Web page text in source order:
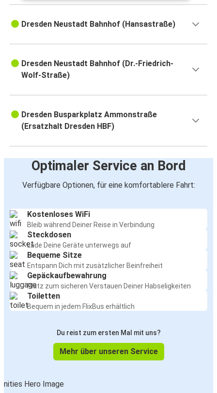
Dresden Neustadt Bahnhof (Hansastraße)
Dresden Neustadt Bahnhof (Dr.-Friedrich-
Wolf-Straße)
Dresden Busparkplatz Ammonstraße
(Ersatzhalt Dresden HBF)
Optimaler Service an Bord
Verfügbare Optionen, für eine komfortablere Fahrt:
Kostenloses WiFi
Bleib während Deiner Reise in Verbindung
Steckdosen
Lade Deine Geräte unterwegs auf
Bequeme Sitze
Entspann Dich mit zusätzlicher Beinfreiheit
Gepäckaufbewahrung
Platz zum sicheren Verstauen Deiner Habseligkeiten
Toiletten
Bequem in jedem FlixBus erhältlich
Du reist zum ersten Mal mit uns?
Mehr über unseren Service